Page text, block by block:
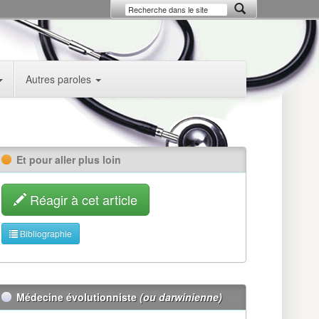
Autres paroles
Et pour aller plus loin
Réagir à cet article
Bibliographie
Médecine évolutionniste (ou darwinienne)